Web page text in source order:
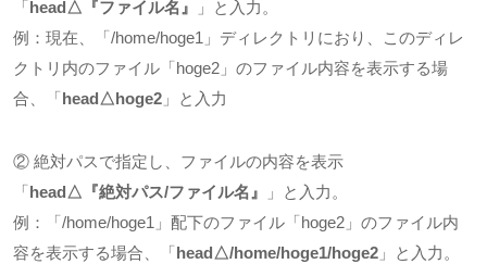
「 head△ 『ファイル名』
」と入力。
例：現在、「 /home/hoge1 」ディレクトリにおり、このディレ
クトリ内のファイル「 hoge2 」のファイル内容を表示する場
合、「 head△hoge2 」と入力
② 絶対パスで指定し、ファイルの内容を表示
「 head△ 『絶対パス/ファイル名』
」と入力。
例：「 /home/hoge1 」配下のファイル「 hoge2 」のファイル内
容を表示する場合、「 head△/home/hoge1/hoge2 」と入力。